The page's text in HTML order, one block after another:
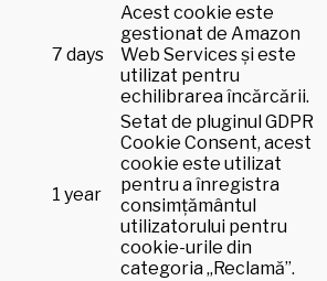
7 days
Acest cookie este
gestionat de Amazon
Web Services și este
utilizat pentru
echilibrarea încărcării.
1 year
Setat de pluginul GDPR
Cookie Consent, acest
cookie este utilizat
pentru a înregistra
consimțământul
utilizatorului pentru
cookie-urile din
categoria „Reclamă”.